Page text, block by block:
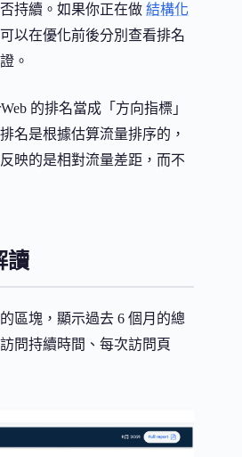
持續。如果你正在做 結構化
以在優化前後分別查看排名
。
的排名當成「方向指標」
名是根據估算流量排序的，
映的是相對流量差距，而不
讀
區塊，顯示過去 6 個月的總
問持續時間、每次訪問頁